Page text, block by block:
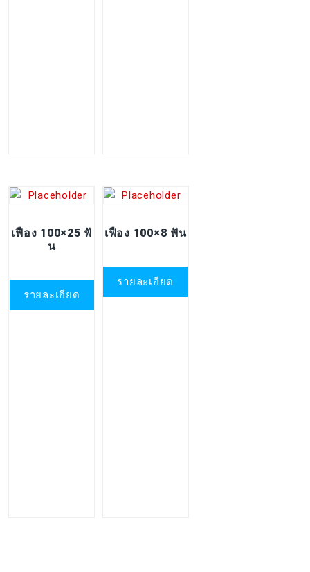
เฟือง 100×25 ฟั
น
รายละเอียด
เฟือง 100×8 ฟัน
รายละเอียด